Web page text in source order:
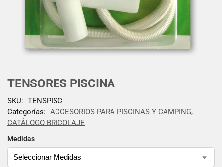
TENSORES PISCINA
Medidas
SKU: TENSPISC
Categorías: ACCESORIOS PARA PISCINAS Y CAMPING,
CATÁLOGO BRICOLAJE